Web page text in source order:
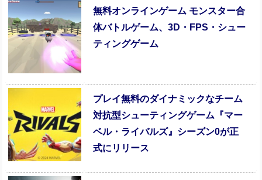
無料オンラインゲーム モンスター合
体バトルゲーム、3D・FPS・シュー
ティングゲーム
プレイ無料のダイナミックなチーム
対抗型シューティングゲーム『マー
ベル・ライバルズ』シーズン0が正
式にリリース